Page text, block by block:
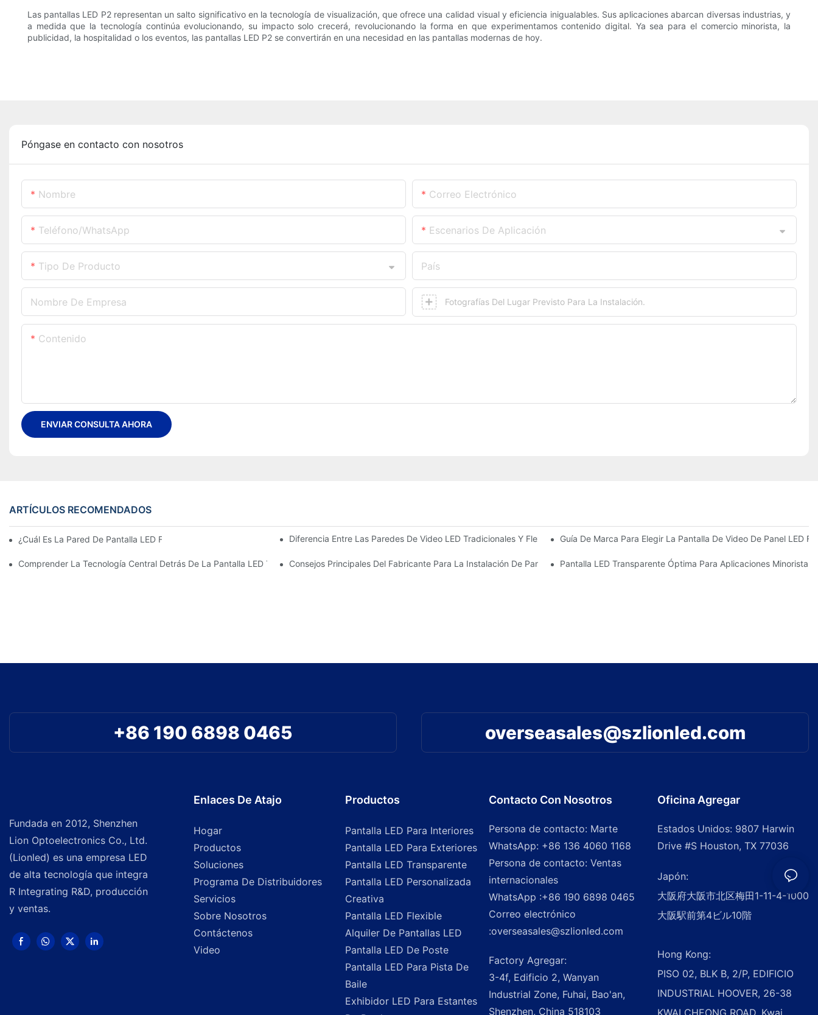
Las pantallas LED P2 representan un salto significativo en la tecnología de visualización, que ofrece una calidad visual y eficiencia inigualables. Sus aplicaciones abarcan diversas industrias, y
a medida que la tecnología continúa evolucionando, su impacto solo crecerá, revolucionando la forma en que experimentamos contenido digital. Ya sea para el comercio minorista, la
publicidad, la hospitalidad o los eventos, las pantallas LED P2 se convertirán en una necesidad en las pantallas modernas de hoy.
Póngase en contacto con nosotros
Nombre Correo Electrónico
Teléfono/WhatsApp Escenarios De Aplicación
Tipo De Producto País
Nombre De Empresa Fotografías Del Lugar Previsto Para La Instalación.
Contenido
ENVIAR CONSULTA AHORA
ARTÍCULOS RECOMENDADOS
¿Cuál Es La Pared De Pantalla LED Flexible Más Estéticamente Agradable?Diferencia Entre Las Paredes De Video LED Tradicionales Y FlexiblesGuía De Marca Para Elegir La Pantalla De Video De Panel LED
Comprender La Tecnología Central Detrás De La Pantalla LED TransparenteConsejos Principales Del Fabricante Para La Instalación De Pantalla De Película Transparente LEDPantalla LED Transparente Óptima Para Aplicaciones Minoristas
+86 190 6898 0465 overseasales@szlionled.com
Fundada en 2012, Shenzhen
Lion Optoelectronics Co., Ltd.
(Lionled) es una empresa LED
de alta tecnología que integra
R Integrating R&D, producción
y ventas.
Enlaces De Atajo
Hogar
Productos
Soluciones
Programa De Distribuidores
Servicios
Sobre Nosotros
Contáctenos
Video
Productos
Pantalla LED Para Interiores
Pantalla LED Para Exteriores
Pantalla LED Transparente
Pantalla LED Personalizada
Creativa
Pantalla LED Flexible
Alquiler De Pantallas LED
Pantalla LED De Poste
Pantalla LED Para Pista De
Baile
Exhibidor LED Para Estantes
Contacto Con Nosotros
Persona de contacto: Marte
WhatsApp: +86 136 4060 1168
Persona de contacto: Ventas
internacionales
WhatsApp :+86 190 6898 0465
Correo electrónico
:overseasales@szlionled.com
Factory Agregar:
3-4f, Edificio 2, Wanyan
Industrial Zone, Fuhai, Bao'an,
Shenzhen, China 518103
Oficina Agregar
Estados Unidos: 9807 Harwin
Drive #S Houston, TX 77036
Japón:
大阪府大阪市北区梅田1-11-4-1000
大阪駅前第4ビル10階
Hong Kong:
PISO 02, BLK B, 2/P, EDIFICIO
INDUSTRIAL HOOVER, 26-38
KWAI CHEONG ROAD, Kwai